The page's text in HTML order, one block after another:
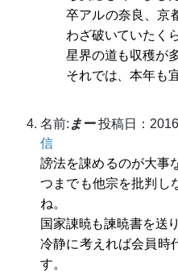
卒アルの奈良、京
わざ破いていたく
星界の道も収穫が
それでは、本年も
名前: まー 投稿日：
信
謗法を諌めるのが大事
つまでも他宗を批判し
ね。
国家諌暁も諫暁書を送
冷静に考えれば会員時
す。